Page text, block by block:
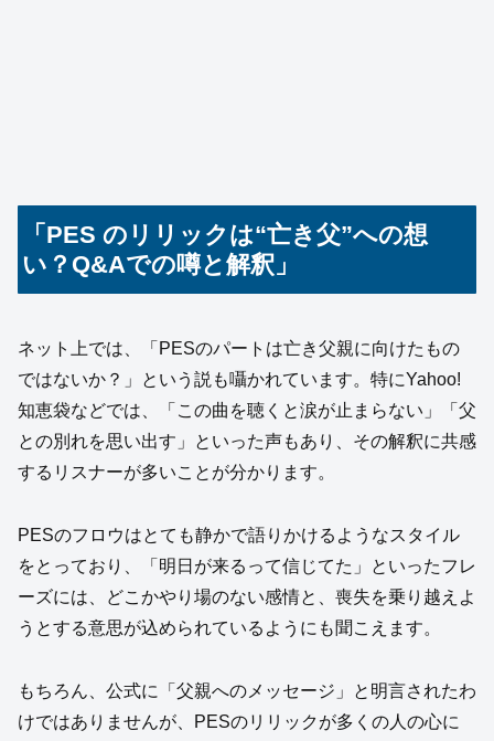
「PES のリリックは“亡き父”への想
い？Q&Aでの噂と解釈」
ネット上では、「PESのパートは亡き父親に向けたもの
ではないか？」という説も囁かれています。特にYahoo!
知恵袋などでは、「この曲を聴くと涙が止まらない」「父
との別れを思い出す」といった声もあり、その解釈に共感
するリスナーが多いことが分かります。
PESのフロウはとても静かで語りかけるようなスタイル
をとっており、「明日が来るって信じてた」といったフレ
ーズには、どこかやり場のない感情と、喪失を乗り越えよ
うとする意思が込められているようにも聞こえます。
もちろん、公式に「父親へのメッセージ」と明言されたわ
けではありませんが、PESのリリックが多くの人の心に